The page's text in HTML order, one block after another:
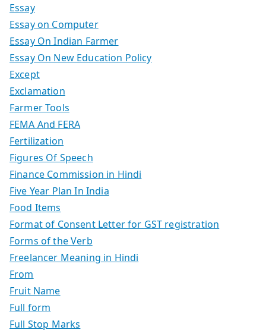
Essay
Essay on Computer
Essay On Indian Farmer
Essay On New Education Policy
Except
Exclamation
Farmer Tools
FEMA And FERA
Fertilization
Figures Of Speech
Finance Commission in Hindi
Five Year Plan In India
Food Items
Format of Consent Letter for GST registration
Forms of the Verb
Freelancer Meaning in Hindi
From
Fruit Name
Full form
Full Stop Marks